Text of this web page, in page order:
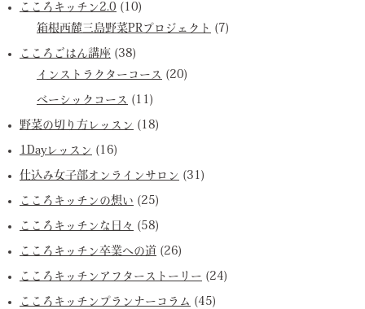
こころキッチン2.0 (10)
箱根西麓三島野菜PRプロジェクト (7)
こころごはん講座 (38)
インストラクターコース (20)
ベーシックコース (11)
野菜の切り方レッスン (18)
1Dayレッスン (16)
仕込み女子部オンラインサロン (31)
こころキッチンの想い (25)
こころキッチンな日々 (58)
こころキッチン卒業への道 (26)
こころキッチンアフターストーリー (24)
こころキッチンプランナーコラム (45)